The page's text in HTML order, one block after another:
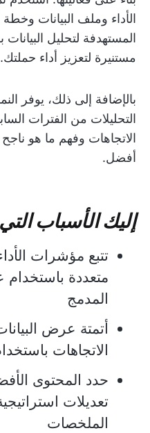
الأداء وملف البيانات وخطة
المستهدفة لتحليل
مستنيرة لتعزيز أداء حملتك.
بالإضافة إلى ذلك، يوفر
التحليلات من الفترات
الاتجاهات وفهم ما هو
أفضل.
إليك الأسباب
تتبع مؤشرات
متعددة
المدمج
أتمتة عرض
الاتجاهات
حدد المحتوى
تعديلات
الملخصات